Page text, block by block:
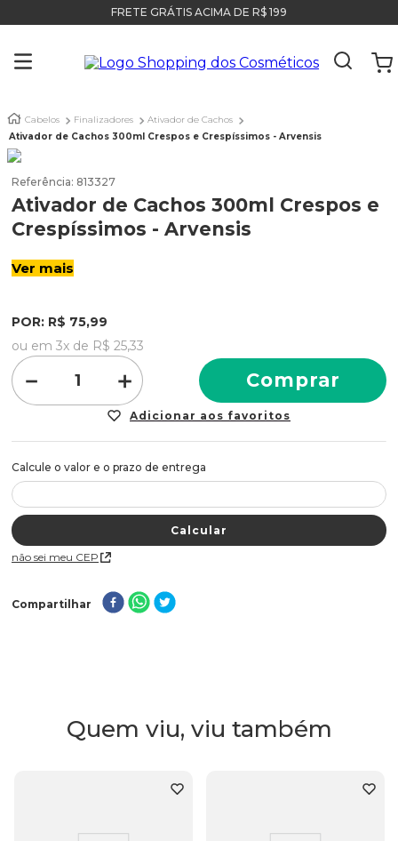
FRETE GRÁTIS ACIMA DE R$ 199
Cabelos Finalizadores
Ativador de Cachos
Ativador de Cachos 300ml Crespos e Crespíssimos - Arvensis
Referência: 813327
Ativador de Cachos 300ml Crespos e
Crespíssimos - Arvensis
Ver mais
POR: R$ 75,99
ou em 3x de R$ 25,33
＋
－ Comprar
Não sei meu CEP
Compartilhar
Quem viu, viu também